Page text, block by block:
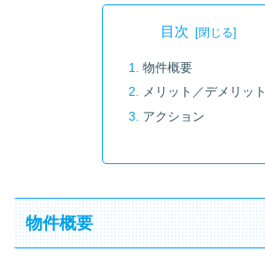
目次
物件概要
メリット／デメリット
アクション
物件概要